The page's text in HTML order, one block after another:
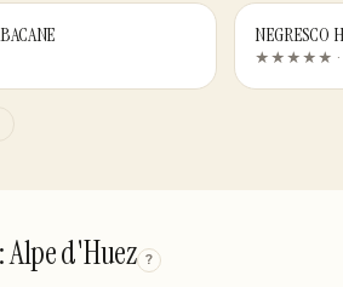
NEGRESCO
★★★★★ ·
d'Huez ?